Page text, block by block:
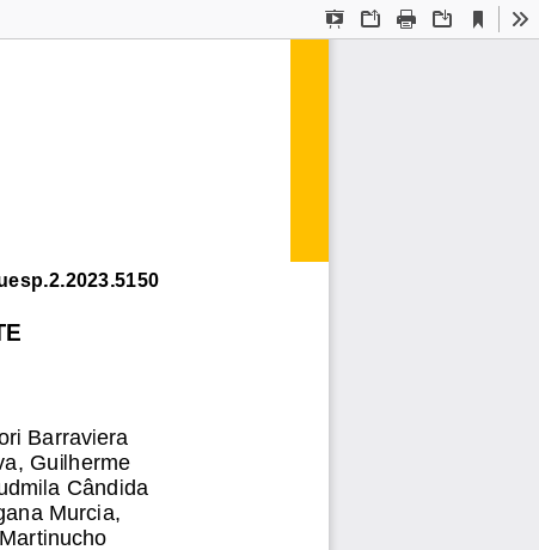
Presentation
OpenPrint Download
Current
View
Barraviera
Guilherme
Cândida
Murcia,